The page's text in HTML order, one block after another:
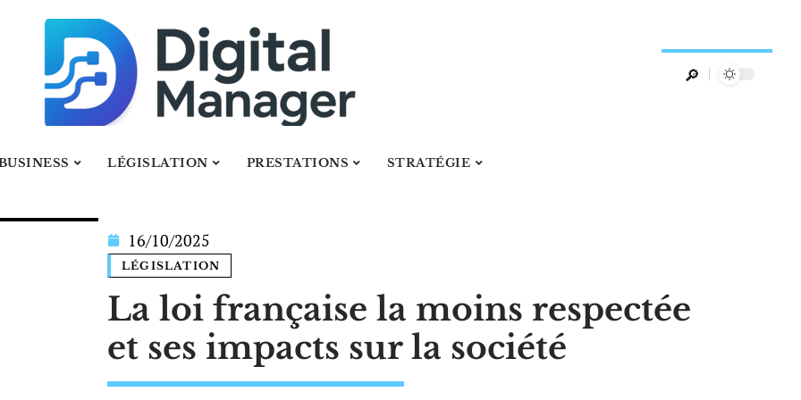
LÉGISLATION PRESTATIONS STRATÉGIE
16/10/2025
LÉGISLATION
La loi française la moins respectée
et ses impacts sur la société